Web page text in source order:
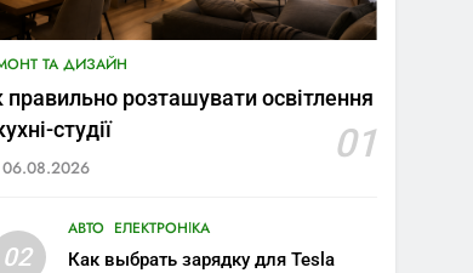
ТА ДИЗАЙН
правильно розташувати освітлення
студії
01
06.08.2026
02
АВТО ЕЛЕКТРОНІКА
Как выбрать зарядку для Tesla